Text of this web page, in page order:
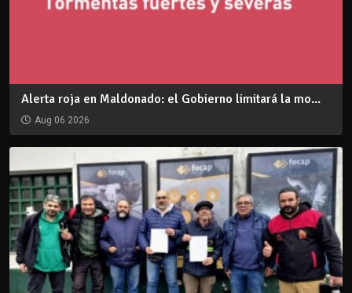
Alerta roja en Maldonado: el Gobierno limitará la mo...
Aug 06 2026